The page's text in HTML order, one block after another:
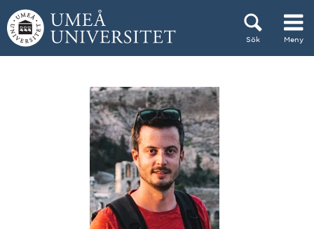
Hoppa direkt till innehållet
Sök Meny